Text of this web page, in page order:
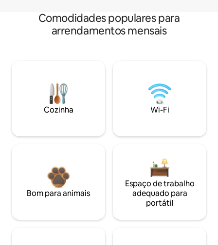
Comodidades populares para
arrendamentos mensais
Cozinha Wi-Fi
Bom para animais
Espaço de trabalho
adequado para
portátil